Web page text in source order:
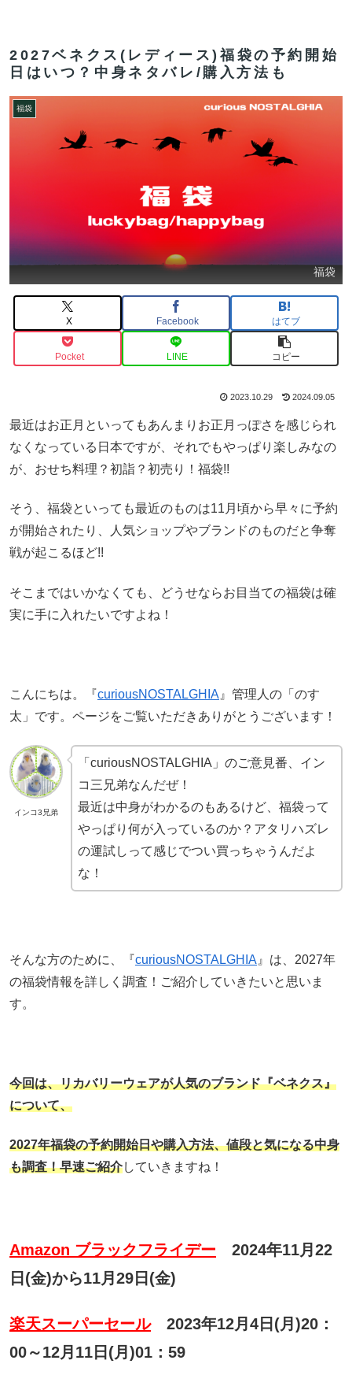
2027ベネクス(レディース)福袋の予約開始
日はいつ？中身ネタバレ/購入方法も
福袋
福袋
X Facebook はてブ
Pocket LINE コピー
2023.10.29 2024.09.05
最近はお正月といってもあんまりお正月っぽさを感じられ
なくなっている日本ですが、それでもやっぱり楽しみなの
が、おせち料理？初詣？初売り！福袋!!
そう、福袋といっても最近のものは11月頃から早々に予約
が開始されたり、人気ショップやブランドのものだと争奪
戦が起こるほど!!
そこまではいかなくても、どうせならお目当ての福袋は確
実に手に入れたいですよね！
こんにちは。『curiousNOSTALGHIA 』管理人の「のす
太」です。ページをご覧いただきありがとうございます！
インコ3兄弟
「curiousNOSTALGHIA」のご意見番、イン
コ三兄弟なんだぜ！
最近は中身がわかるのもあるけど、福袋って
やっぱり何が入っているのか？アタリハズレ
の運試しって感じでつい買っちゃうんだよ
な！
そんな方のために、『curiousNOSTALGHIA 』は、2027年
の福袋情報を詳しく調査！ご紹介していきたいと思いま
す。
今回は、リカバリーウェアが人気のブランド『ベネクス』
について、
2027年福袋の予約開始日や購入方法、値段と気になる中身
も調査！早速ご紹介していきますね！
Amazon ブラックフライデー
2024年11月22
日(金)から11月29日(金)
楽天スーパーセール
2023年12月4日(月)20：
00～12月11日(月)01：59